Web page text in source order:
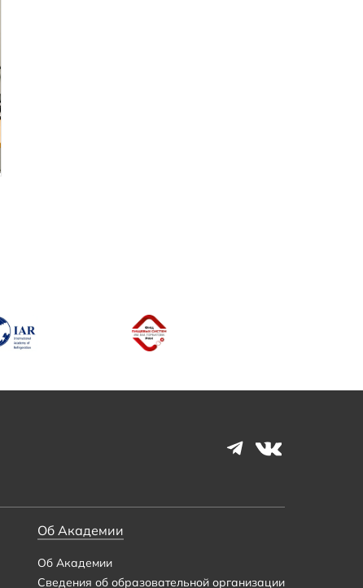
Об Академии
Об Академии
Сведения об образовательной организации